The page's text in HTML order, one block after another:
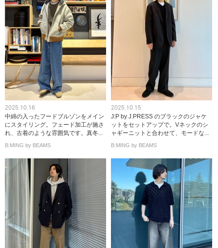
2025.10.16
中綿の入ったフードブルゾンをメイン
にスタイリング。フェード加工が施さ
れ、古着のような雰囲気です。真冬...
B:MING by BEAMS
2025.10.15
J:P by J.PRESS のブラックのジャケ
ットをセットアップで。Vネックのシ
ャギーニットと合わせて、モードな...
B:MING by BEAMS